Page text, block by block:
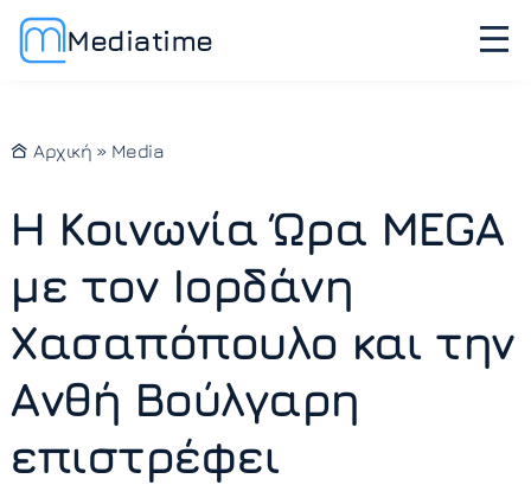
Mediatime
Αρχική » Media
Η Κοινωνία Ώρα MEGA
με τον Ιορδάνη
Χασαπόπουλο και την
Ανθή Βούλγαρη
επιστρέφει